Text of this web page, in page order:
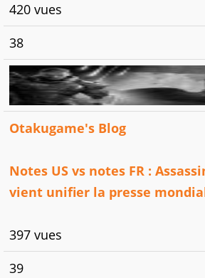
420 vues
38
Otakugame's Blog
Notes US vs notes FR :
vient unifier la presse
397 vues
39